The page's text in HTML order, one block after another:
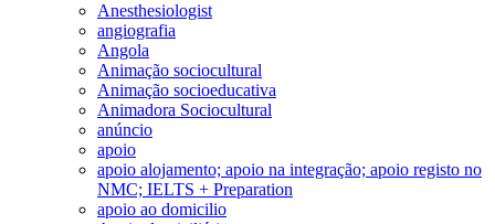
Anesthesiologist
angiografia
Angola
Animação sociocultural
Animação socioeducativa
Animadora Sociocultural
anúncio
apoio
apoio alojamento; apoio na integração; apoio registo no
NMC; IELTS + Preparation
apoio ao domicilio